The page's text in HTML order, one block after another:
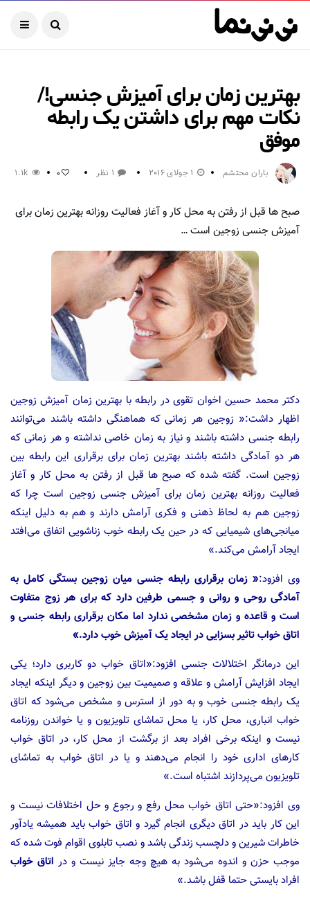
بهترین زمان برای آمیزش جنسی!/
نکات مهم برای داشتن یک رابطه
موفق
باران محتشم 1 جولای 2016 1 نظر 0
1.1k
صبح ها قبل از رفتن به محل کار و آغاز فعالیت روزانه بهترین زمان برای
آمیزش جنسی زوجین است …
دکتر محمد حسین اخوان تقوی در رابطه با بهترین زمان آمیزش زوجین
اظهار داشت:« زوجین هر زمانی که هماهنگی داشته باشند می‌توانند
رابطه جنسی داشته باشند و نیاز به زمان خاصی نداشته و هر زمانی که
هر دو آمادگی داشته باشند بهترین زمان برای برقراری این رابطه بین
زوجین است. گفته شده که صبح ها قبل از رفتن به محل کار و آغاز
فعالیت روزانه بهترین زمان برای آمیزش جنسی زوجین است چرا که
زوجین هم به لحاظ ذهنی و فکری آرامش دارند و هم به دلیل اینکه
میانجی‌های شیمیایی که در حین یک رابطه خوب زناشویی اتفاق می‌افتد
ایجاد آرامش می‌کند.»
وی افزود:« زمان برقراری رابطه جنسی میان زوجین بستگی کامل به
آمادگی روحی و روانی و جسمی طرفین دارد که برای هر زوج متفاوت
است و قاعده و زمان مشخصی ندارد اما مکان برقراری رابطه جنسی و
اتاق خواب تاثیر بسزایی در ایجاد یک آمیزش خوب دارد.»
این درمانگر اختلالات جنسی افزود:«اتاق خواب دو کاربری دارد؛ یکی
ایجاد افزایش آرامش و علاقه و صمیمیت بین زوجین و دیگر اینکه ایجاد
یک رابطه جنسی خوب و به دور از استرس و مشخص می‌شود که اتاق
خواب انباری، محل کار، یا محل تماشای تلویزیون و یا خواندن روزنامه
نیست و اینکه برخی افراد بعد از برگشت از محل کار، در اتاق خواب
کارهای اداری خود را انجام می‌دهند و یا در اتاق خواب به تماشای
تلویزیون می‌پردازند اشتباه است.»
وی افزود:«حتی اتاق خواب محل رفع و رجوع و حل اختلافات نیست و
این کار باید در اتاق دیگری انجام گیرد و اتاق خواب باید همیشه یادآور
خاطرات شیرین و دلچسب زندگی باشد و نصب تابلوی اقوام فوت شده که
موجب حزن و اندوه می‌شود به هیچ وجه جایز نیست و در اتاق خواب
افراد بایستی حتما قفل باشد.»